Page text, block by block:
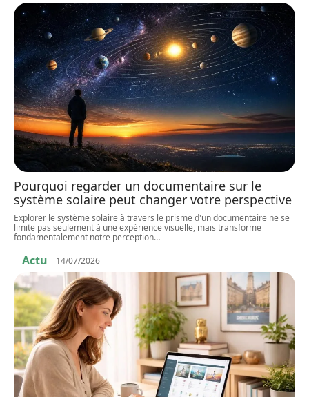
Pourquoi regarder un documentaire sur le
système solaire peut changer votre perspective
Explorer le système solaire à travers le prisme d'un documentaire ne se
limite pas seulement à une expérience visuelle, mais transforme
fondamentalement notre perception…
Actu 14/07/2026